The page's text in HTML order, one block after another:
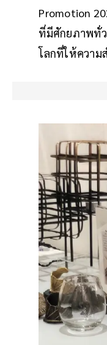
Promotion
ที่มีศักยภาพทั่ว
โลกที่ให้ควา